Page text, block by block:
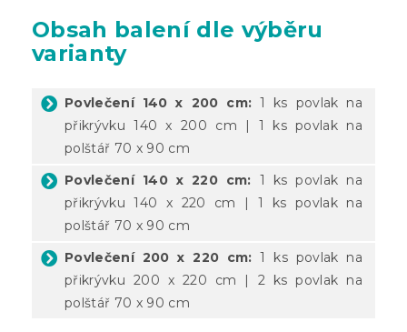
Obsah balení dle výběru
varianty
Povlečení 140 x 200 cm: 1 ks povlak na
přikrývku 140 x 200 cm | 1 ks povlak na
polštář 70 x 90 cm
Povlečení 140 x 220 cm: 1 ks povlak na
přikrývku 140 x 220 cm | 1 ks povlak na
polštář 70 x 90 cm
Povlečení 200 x 220 cm: 1 ks povlak na
přikrývku 200 x 220 cm | 2 ks povlak na
polštář 70 x 90 cm